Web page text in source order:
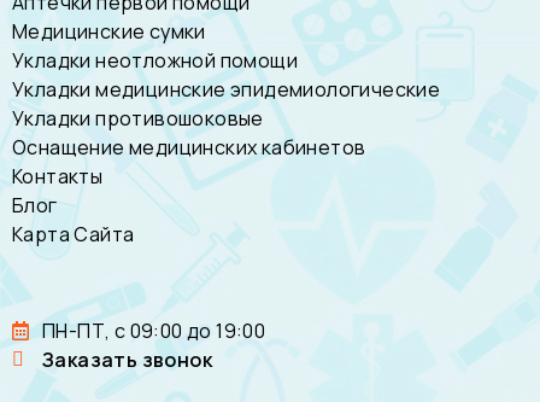
Медицинские сумки
Укладки неотложной помощи
Укладки медицинские эпидемиологические
Укладки противошоковые
Оснащение медицинских кабинетов
Контакты
Блог
Карта Сайта
ПН-ПТ, с 09:00 до 19:00
Заказать звонок